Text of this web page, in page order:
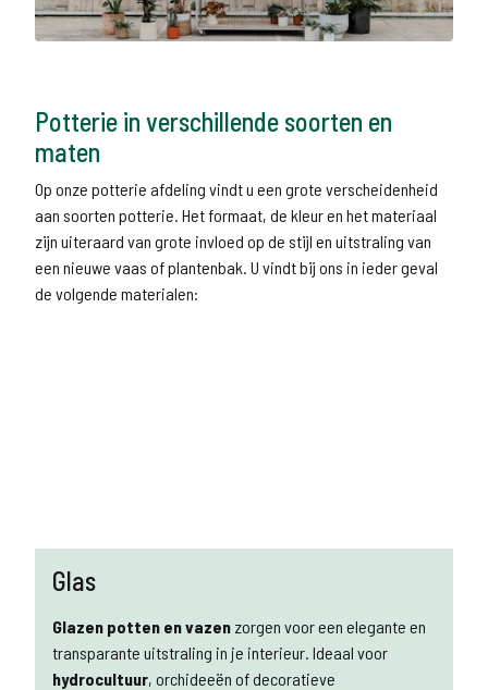
Potterie in verschillende soorten en
maten
Op onze potterie afdeling vindt u een grote verscheidenheid
aan soorten potterie. Het formaat, de kleur en het materiaal
zijn uiteraard van grote invloed op de stijl en uitstraling van
een nieuwe vaas of plantenbak. U vindt bij ons in ieder geval
de volgende materialen:
Glas
Glazen potten en vazen zorgen voor een elegante en
transparante uitstraling in je interieur. Ideaal voor
hydrocultuur, orchideeën of decoratieve